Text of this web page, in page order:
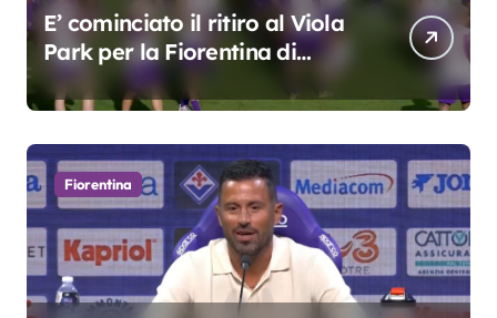
E’ cominciato il ritiro al Viola
Park per la Fiorentina di
Grosso
Fiorentina